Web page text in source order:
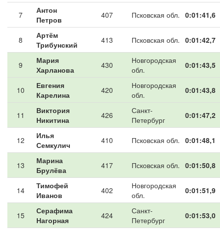
7
Антон
Петров
407 Псковская обл. 0:01:41,6
8
Артём
Трибунский
413 Псковская обл. 0:01:42,7
9
Мария
Харланова
430
Новгородская
обл.
0:01:43,5
10
Евгения
Карелина
420
Новгородская
обл.
0:01:43,8
11
Виктория
Никитина
426
Санкт-
Петербург
0:01:47,2
12
Илья
Семкулич
410 Псковская обл. 0:01:48,1
13
Марина
Брулёва
417 Псковская обл. 0:01:50,8
14
Тимофей
Иванов
402
Новгородская
обл.
0:01:51,9
15
Серафима
Нагорная
424
Санкт-
Петербург
0:01:53,0